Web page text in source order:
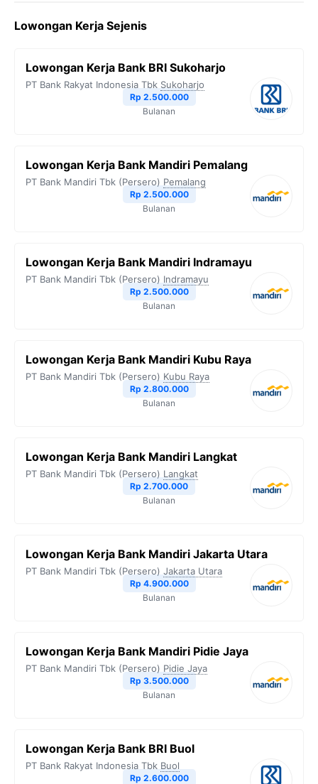
e
o
t
e
e
r
t
A
y
n
k
Lowongan Kerja Sejenis
Lowongan Kerja Bank BRI Sukoharjo
PT Bank Rakyat Indonesia Tbk Sukoharjo
Rp 2.500.000
Bulanan
Lowongan Kerja Bank Mandiri Pemalang
PT Bank Mandiri Tbk (Persero) Pemalang
Rp 2.500.000
Bulanan
Lowongan Kerja Bank Mandiri Indramayu
PT Bank Mandiri Tbk (Persero) Indramayu
Rp 2.500.000
Bulanan
Lowongan Kerja Bank Mandiri Kubu Raya
PT Bank Mandiri Tbk (Persero) Kubu Raya
Rp 2.800.000
Bulanan
Lowongan Kerja Bank Mandiri Langkat
PT Bank Mandiri Tbk (Persero) Langkat
Rp 2.700.000
Bulanan
Lowongan Kerja Bank Mandiri Jakarta Utara
PT Bank Mandiri Tbk (Persero) Jakarta Utara
Rp 4.900.000
Bulanan
Lowongan Kerja Bank Mandiri Pidie Jaya
PT Bank Mandiri Tbk (Persero) Pidie Jaya
Rp 3.500.000
Bulanan
Lowongan Kerja Bank BRI Buol
PT Bank Rakyat Indonesia Tbk Buol
Rp 2.600.000